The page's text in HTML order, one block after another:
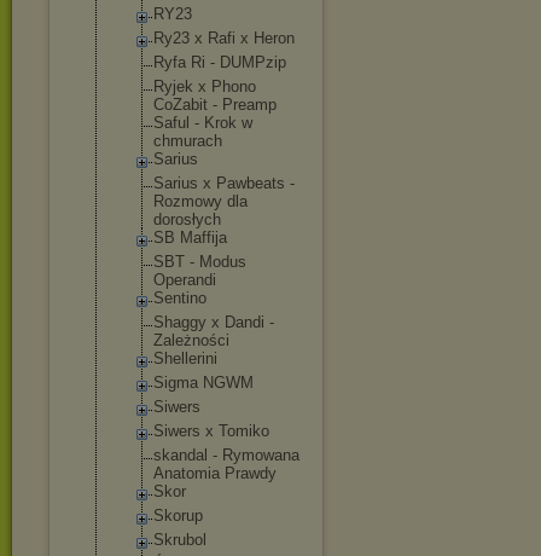
RY23
Ry23 x Rafi x Heron
Ryfa Ri - DUMPzip
Ryjek x Phono
CoZabit - Preamp
Saful - Krok w
chmurach
Sarius
Sarius x Pawbeats -
Rozmowy dla
dorosłych
SB Maffija
SBT - Modus
Operandi
Sentino
Shaggy x Dandi -
Zależności
Shellerini
Sigma NGWM
Siwers
Siwers x Tomiko
skandal - Rymowana
Anatomia Prawdy
Skor
Skorup
Skrubol